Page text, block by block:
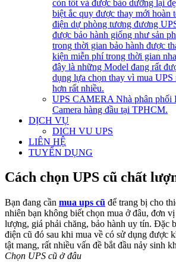
còn tốt và được bảo dưỡng lại
biệt ắc quy được thay mới hoàn
điện dự phòng tương đương
được bảo hành giống như sản
trong thời gian bảo hành được
kiện miễn phí trong thời gian
đây là những Model đang rất
dụng lựa chọn thay vì mua
hơn rất nhiều.
UPS CAMERA Nhà phân
Camera hàng đầu tại TPHCM.
DỊCH VỤ
DICH VU UPS
LIÊN HỆ
TUYỂN DỤNG
Cách chọn UPS cũ chất
Bạn đang cần mua ups cũ để trang bị cho
nhiên bạn không biết chọn mua ở đâu, đơn
lượng, giá phải chăng, bảo hành uy tín. Đặc
điện cũ đó sau khi mua về có sử dụng được
tật mang, rất nhiều vấn đề bắt đầu nảy sinh
Chọn UPS cũ ở đâu